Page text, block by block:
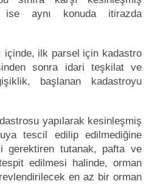
aynı konuda itirazda
içinde, ilk parsel için kadastro
sonra idari teşkilat ve
başlanan kadastroyu
yapılarak kesinleşmiş
tescil edilip edilmediğine
gerektiren tutanak, pafta ve
edilmesi halinde, orman
en az bir orman